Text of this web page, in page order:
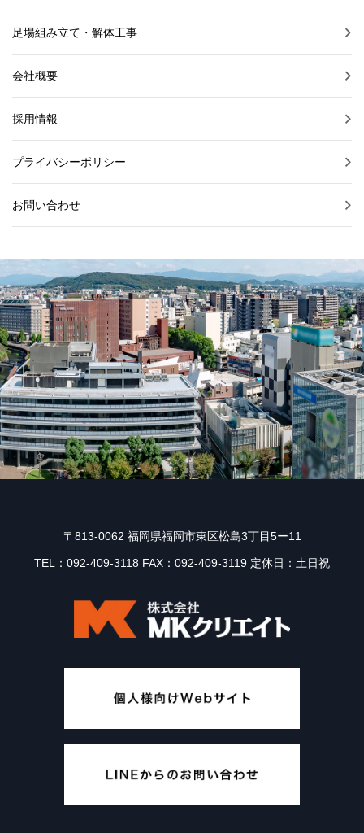
足場組み立て・解体工事
会社概要
採用情報
プライバシーポリシー
お問い合わせ
〒813-0062 福岡県福岡市東区松島3丁目5ー11
TEL：092-409-3118 FAX：092-409-3119 定休日：土日祝